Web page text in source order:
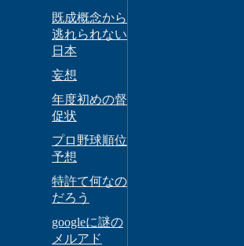
既成概念から
逃れられない
日本
妄想
年度初めの督
促状
プロ野球順位
予想
特許て何なの
だろう
googleに謎の
メルアド